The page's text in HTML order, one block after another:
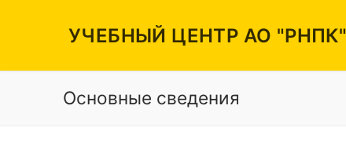
УЧЕБНЫЙ ЦЕНТР АО "РНПК"
Основные сведения